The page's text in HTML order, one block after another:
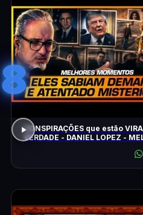
8
CONSPIRAÇÕES que estão
VERDADE - DANIEL LOPEZ -